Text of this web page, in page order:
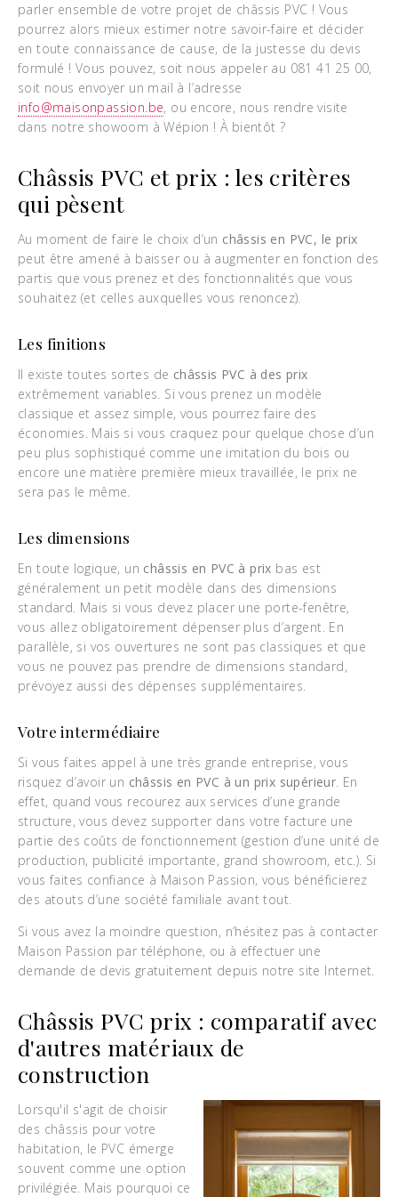
parler ensemble de votre projet de châssis PVC ! Vous
pourrez alors mieux estimer notre savoir-faire et décider
en toute connaissance de cause, de la justesse du devis
formulé ! Vous pouvez, soit nous appeler au 081 41 25 00,
soit nous envoyer un mail à l’adresse
info@maisonpassion.be, ou encore, nous rendre visite
dans notre showoom à Wépion ! À bientôt ?
Châssis PVC et prix : les critères
qui pèsent
Au moment de faire le choix d’un châssis en PVC, le prix
peut être amené à baisser ou à augmenter en fonction des
partis que vous prenez et des fonctionnalités que vous
souhaitez (et celles auxquelles vous renoncez).
Les finitions
Il existe toutes sortes de châssis PVC à des prix
extrêmement variables. Si vous prenez un modèle
classique et assez simple, vous pourrez faire des
économies. Mais si vous craquez pour quelque chose d’un
peu plus sophistiqué comme une imitation du bois ou
encore une matière première mieux travaillée, le prix ne
sera pas le même.
Les dimensions
En toute logique, un châssis en PVC à prix bas est
généralement un petit modèle dans des dimensions
standard. Mais si vous devez placer une porte-fenêtre,
vous allez obligatoirement dépenser plus d’argent. En
parallèle, si vos ouvertures ne sont pas classiques et que
vous ne pouvez pas prendre de dimensions standard,
prévoyez aussi des dépenses supplémentaires.
Votre intermédiaire
Si vous faites appel à une très grande entreprise, vous
risquez d’avoir un châssis en PVC à un prix supérieur. En
effet, quand vous recourez aux services d’une grande
structure, vous devez supporter dans votre facture une
partie des coûts de fonctionnement (gestion d’une unité de
production, publicité importante, grand showroom, etc.). Si
vous faites confiance à Maison Passion, vous bénéficierez
des atouts d’une société familiale avant tout.
Si vous avez la moindre question, n’hésitez pas à contacter
Maison Passion par téléphone, ou à effectuer une
demande de devis gratuitement depuis notre site Internet.
Châssis PVC prix : comparatif avec
d'autres matériaux de
construction
Lorsqu'il s'agit de choisir
des châssis pour votre
habitation, le PVC émerge
souvent comme une option
privilégiée. Mais pourquoi ce